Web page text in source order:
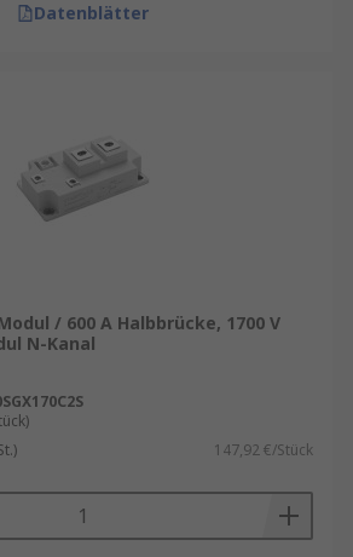
Datenblätter
/ 600 A Halbbrücke, 1700 V
N-Kanal
147,92 €/Stück